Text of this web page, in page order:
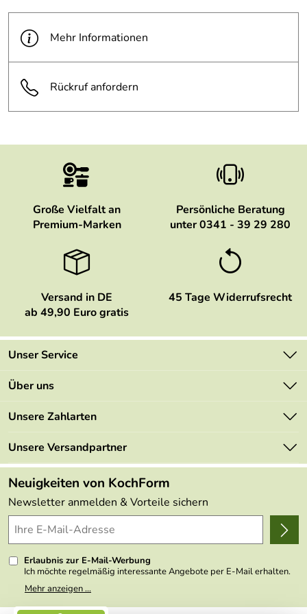
mit kohlensäurehaltigen Getränken befüllen – Gefahr
durch Überdruck. - Zubereitungsart und
Aufbewahrungsdauer beachten, insbesondere bei
Säuglingsnahrung und leicht verderblichen Lebensmitteln.
Mikrowelle, in den Backofen, auf den Herd oder auf
Mehr Informationen
Rückruf anfordern
Große Vielfalt an
Premium-Marken
Persönliche Beratung
unter 0341 - 39 29 280
Versand in DE
ab 49,90 Euro gratis
45 Tage Widerrufsrecht
Unser Service
Kontakt
Mehrwertsteuerfrei
Retourenportal
FAQs
Lieferbedingungen
Delivery Terms
Kundenlogin
Über uns
Marken
Angebote
Made in Germany
Themen
Wir über uns
Presse
Unsere Zahlarten
Unsere Versandpartner
Neuigkeiten von KochForm
Newsletter anmelden & Vorteile sichern
Erlaubnis zur E-Mail-Werbung
Ich möchte regelmäßig interessante Angebote per E-Mail erhalten.
Meine E-Mail-Adresse wird nicht an andere Unternehmen
weitergegeben. Zu statistischen Zwecken wird in anonymer Form
Mehr anzeigen ...